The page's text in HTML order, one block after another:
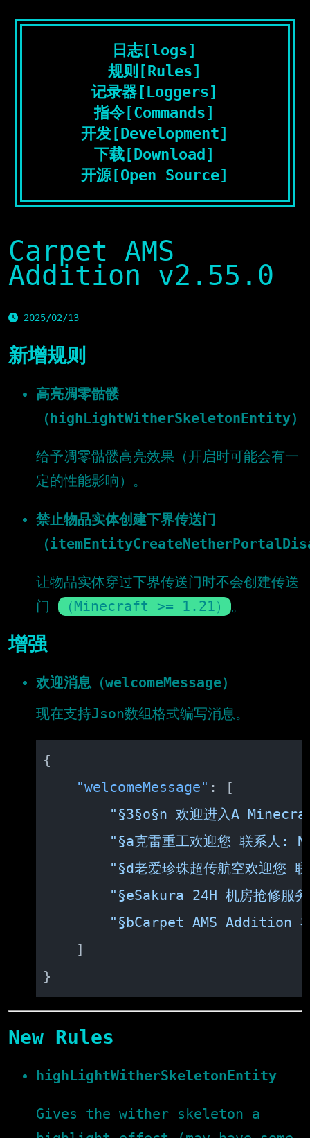
日志[logs]
规则[Rules]
记录器[Loggers]
指令[Commands]
开发[Development]
下载[Download]
开源[Open Source]
Carpet AMS
Addition v2.55.0
2025/02/13
新增规则
高亮凋零骷髅
（highLightWitherSkeletonEntity）
给予凋零骷髅高亮效果（开启时可能会有一
定的性能影响）。
禁止物品实体创建下界传送门
（
让物品实体穿过下界传送门时不会创建传送
门
（Minecraft >= 1.21） 。
增强
欢迎消息（welcomeMessage）
现在支持Json数组格式编写消息。
{
"welcomeMessage" :
[
"§3§o§n 欢迎进入A
"§a克雷重工欢迎您 联系人:
"§d老爱珍珠超传航空欢迎您
"§eSakura 24H 机房抢修服
"§bCarpet AMS Addition
]
}
New Rules
highLightWitherSkeletonEntity
Gives the wither skeleton a